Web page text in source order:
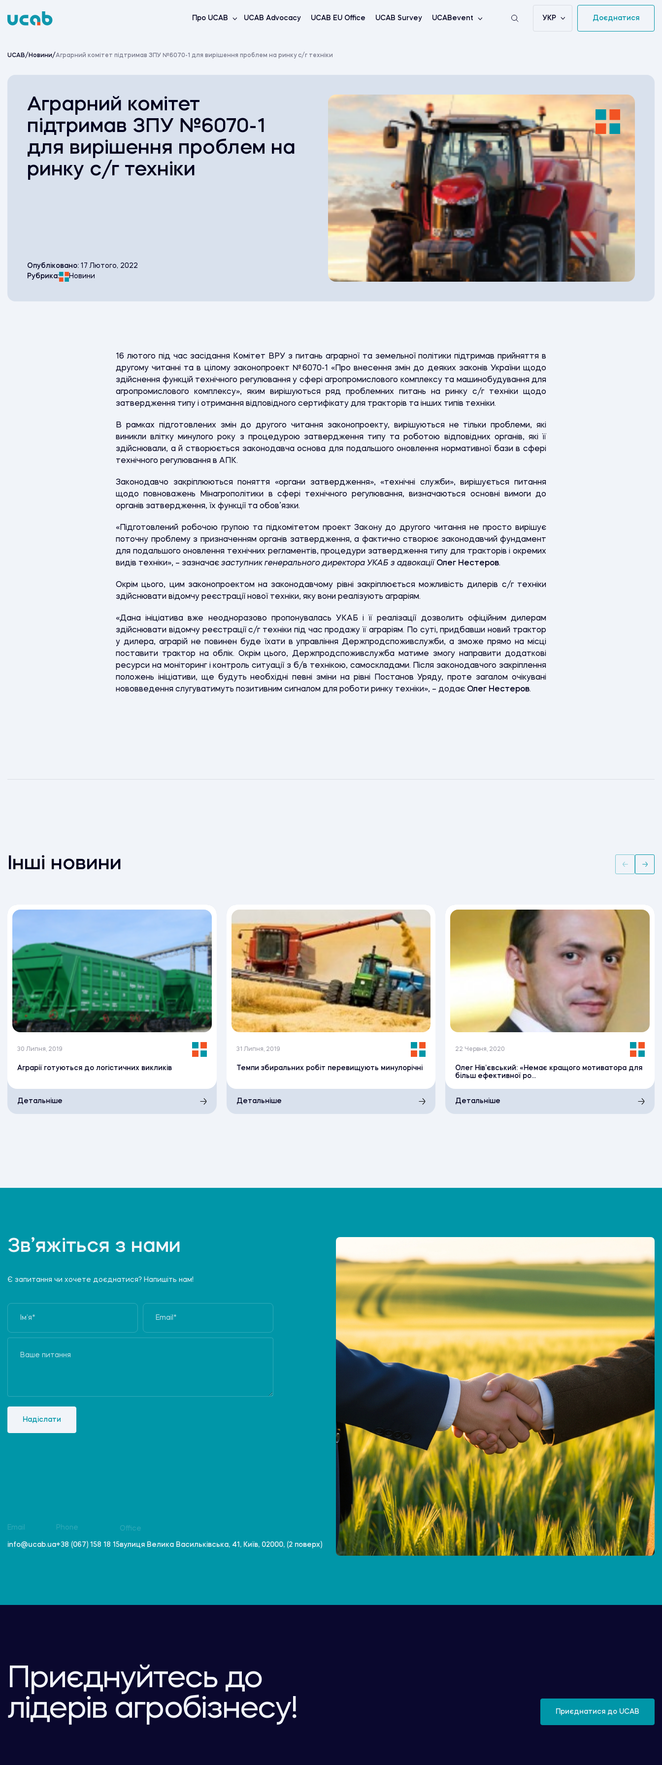
to
Про UCAB UCAB Advocacy UCAB EU Office UCAB Survey UCABevent УКР Доєднатися
UCAB/ Новини/Аграрний комітет підтримав ЗПУ №6070-1 для вирішення проблем на ринку с/г техніки
Аграрний комітет
підтримав ЗПУ №6070-1
для вирішення проблем на
ринку с/г техніки
Опубліковано: 17 Лютого, 2022
Рубрика:
Новини
16 лютого під час засідання Комітет ВРУ з питань аграрної та земельної політики підтримав прийняття в
другому читанні та в цілому законопроект №6070-1 «Про внесення змін до деяких законів України щодо
здійснення функцій технічного регулювання у сфері агропромислового комплексу та машинобудування для
агропромислового комплексу», яким вирішуються ряд проблемних питань на ринку с/г техніки щодо
затвердження типу і отримання відповідного сертифікату для тракторів та інших типів техніки.
В рамках підготовлених змін до другого читання законопроекту, вирішуються не тільки проблеми, які
виникли влітку минулого року з процедурою затвердження типу та роботою відповідних органів, які її
здійснювали, а й створюється законодавча основа для подальшого оновлення нормативної бази в сфері
технічного регулювання в АПК.
Законодавчо закріплюються поняття «органи затвердження», «технічні служби», вирішується питання
щодо повноважень Мінагрополітики в сфері технічного регулювання, визначаються основні вимоги до
органів затвердження, їх функції та обов’язки.
«Підготовлений робочою групою та підкомітетом проект Закону до другого читання не просто вирішує
поточну проблему з призначенням органів затвердження, а фактично створює законодавчий фундамент
для подальшого оновлення технічних регламентів, процедури затвердження типу для тракторів і окремих
видів техніки», – зазначає заступник генерального директора УКАБ з адвокації Олег Нестеров.
Окрім цього, цим законопроектом на законодавчому рівні закріплюється можливість дилерів с/г техніки
здійснювати відомчу реєстрації нової техніки, яку вони реалізують аграріям.
«Дана ініціатива вже неодноразово пропонувалась УКАБ і її реалізації дозволить офіційним дилерам
здійснювати відомчу реєстрації с/г техніки під час продажу її аграріям. По суті, придбавши новий трактор
у дилера, аграрій не повинен буде їхати в управління Держпродспоживслужби, а зможе прямо на місці
поставити трактор на облік. Окрім цього, Держпродспоживслужба матиме змогу направити додаткові
ресурси на моніторинг і контроль ситуації з б/в технікою, самоскладами. Після законодавчого закріплення
положень ініціативи, ще будуть необхідні певні зміни на рівні Постанов Уряду, проте загалом очікувані
нововведення слугуватимуть позитивним сигналом для роботи ринку техніки», – додає Олег Нестеров.
Інші новини
30 Липня, 2019
Аграрії готуються до логістичних викликів
Детальніше
31 Липня, 2019
Темпи збиральних робіт перевищують минулорічні
Детальніше
22 Червня, 2020
Олег Нів’євський: «Немає кращого мотиватора для
більш ефективної ро...
Детальніше
Зв’яжіться з нами
Є запитання чи хочете доєднатися? Напишіть нам!
Надіслати
Email
info@ucab.ua
Phone
+38 (067) 158 18 15
Office
вулиця Велика Васильківська, 41, Київ, 02000, (2 поверх)
Приєднуйтесь до
лідерів агробізнесу!
Приєднатися до UCAB